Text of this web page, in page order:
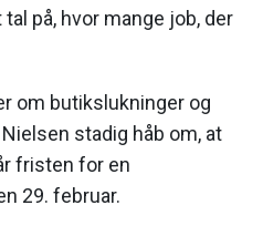
på, hvor mange job, der
om butikslukninger og
stadig håb om, at
fristen for en
29. februar.